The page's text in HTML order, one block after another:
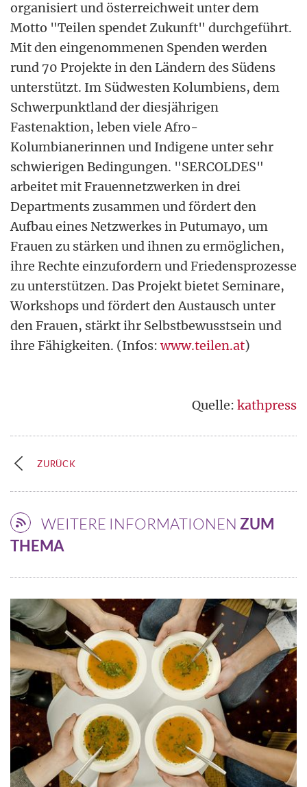
organisiert und österreichweit unter dem
Motto "Teilen spendet Zukunft" durchgeführt.
Mit den eingenommenen Spenden werden
rund 70 Projekte in den Ländern des Südens
unterstützt. Im Südwesten Kolumbiens, dem
Schwerpunktland der diesjährigen
Fastenaktion, leben viele Afro-
Kolumbianerinnen und Indigene unter sehr
schwierigen Bedingungen. "SERCOLDES"
arbeitet mit Frauennetzwerken in drei
Departments zusammen und fördert den
Aufbau eines Netzwerkes in Putumayo, um
Frauen zu stärken und ihnen zu ermöglichen,
ihre Rechte einzufordern und Friedensprozesse
zu unterstützen. Das Projekt bietet Seminare,
Workshops und fördert den Austausch unter
den Frauen, stärkt ihr Selbstbewusstsein und
ihre Fähigkeiten. (Infos:www.teilen.at)
Quelle: kathpress
ZURÜCK
WEITERE INFORMATIONEN ZUM
THEMA